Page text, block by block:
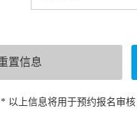
* 以上信息将用于预约报名审